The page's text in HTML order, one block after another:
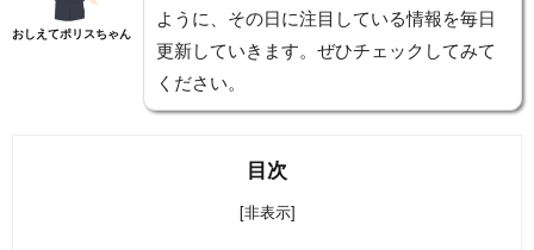
おしえてポリスちゃん
ように、その日に注目している情報を毎日
更新していきます。ぜひチェックしてみて
ください。
目次
[非表示]